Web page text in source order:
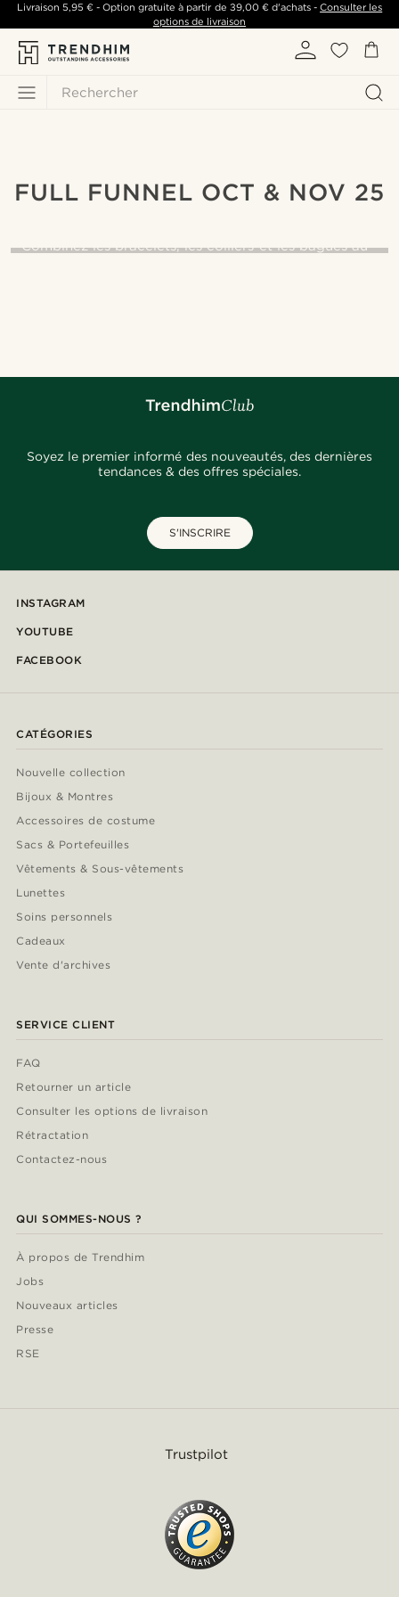
Rechercher
Livraison 5,95 €- Option gratuite à partir de 39,00 €d'achats -Consulter les
options de livraison
FULL FUNNEL OCT & NOV 25
Combinez les bracelets, les colliers et les bagues au
Soyez le premier informé des nouveautés, des dernières
tendances & des offres spéciales.
S'INSCRIRE
INSTAGRAM
YOUTUBE
FACEBOOK
CATÉGORIES
Nouvelle collection
Bijoux & Montres
Accessoires de costume
Sacs & Portefeuilles
Vêtements & Sous-vêtements
Lunettes
Soins personnels
Cadeaux
Vente d'archives
SERVICE CLIENT
FAQ
Retourner un article
Consulter les options de livraison
Rétractation
Contactez-nous
QUI SOMMES-NOUS ?
À propos de Trendhim
Jobs
Nouveaux articles
Presse
RSE
Trustpilot